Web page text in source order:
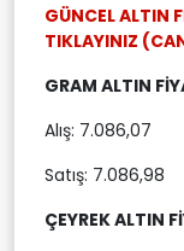
GÜNCEL ALTIN
TIKLAYINIZ
GRAM ALTIN
Alış: 7.086,07
Satış: 7.086,98
ÇEYREK ALTIN